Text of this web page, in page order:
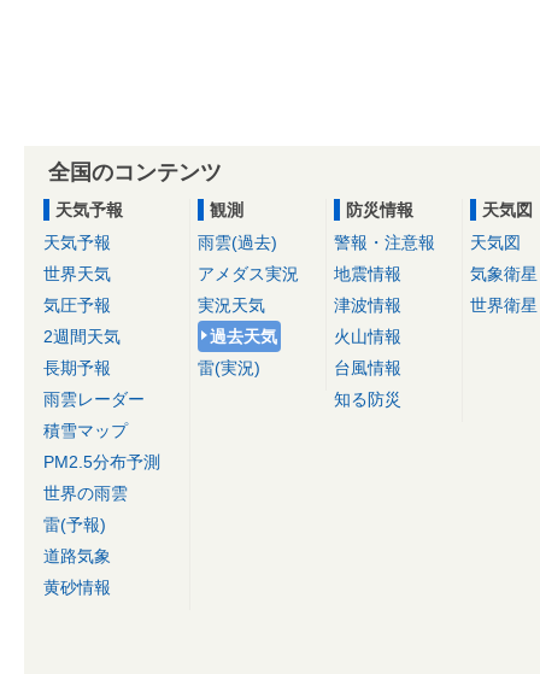
全国のコンテンツ
天気予報
天気予報
世界天気
気圧予報
2週間天気
長期予報
雨雲レーダー
積雪マップ
PM2.5分布予測
世界の雨雲
雷(予報)
道路気象
黄砂情報
観測
雨雲(過去)
アメダス実況
実況天気
過去天気
雷(実況)
防災情報
警報・注意報
地震情報
津波情報
火山情報
台風情報
知る防災
天気図
天気図
気象衛星
世界衛星